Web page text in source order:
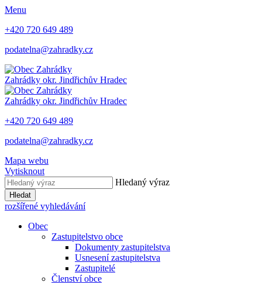
Menu
+420 720 649 489
podatelna@zahradky.cz
Zahrádky okr. Jindřichův Hradec
Zahrádky okr. Jindřichův Hradec
+420 720 649 489
podatelna@zahradky.cz
Mapa webu
Vytisknout
Hledaný výraz
Hledat
rozšířené vyhledávání
Obec
Zastupitelstvo obce
Dokumenty zastupitelstva
Usnesení zastupitelstva
Zastupitelé
Členství obce